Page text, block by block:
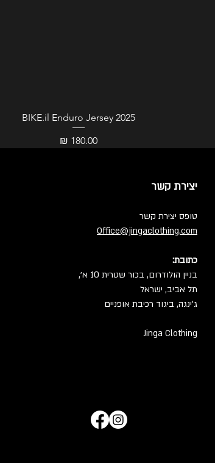
BIKE.il Enduro Jersey 2025
מחיר
יצירת קשר
טופס יצירת קשר
Office@jingaclothing.com
כתובת:
בניין הולודרום, בכור שטרית 10 א׳,
תל אביב, ישראל
ג'ינגה, ביגוד רכיבת אופניים
Jinga Clothing